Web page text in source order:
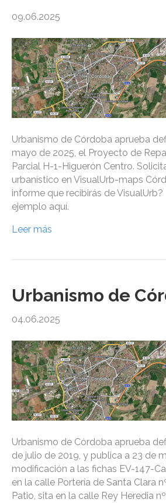
09.06.2025
Urbanismo de Córdoba aprueba
mayo de 2025, el Proyecto de
Parcial H-1-Higuerón Centro.
urbanístico en VisualUrb-maps
informe que recibirás de
ejemplo aquí.
Leer más
Urbanismo de
04.06.2025
Urbanismo de Córdoba aprueba
de julio de 2019, y publica a 23 de
modificación a las fichas EV-147-
en la calle Portería de Santa Clara
Patio, sita en la calle Rey Heredia